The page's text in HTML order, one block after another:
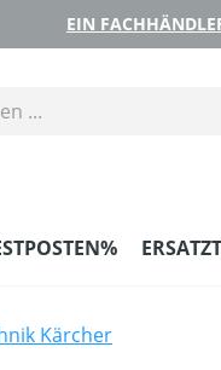
EIN
Kärcher